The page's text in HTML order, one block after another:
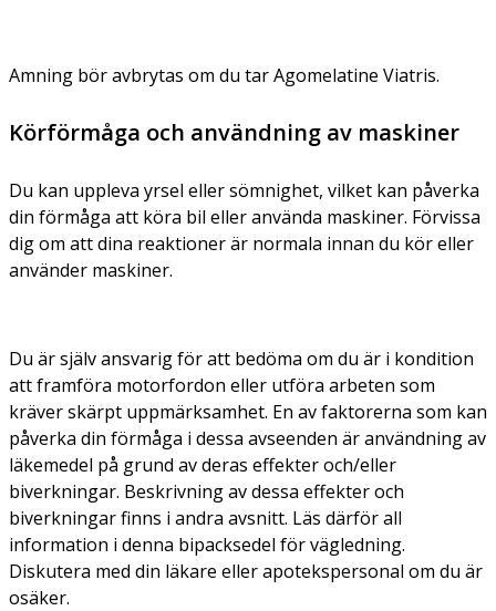
Amning bör avbrytas om du tar Agomelatine Viatris.
Körförmåga och användning av maskiner
Du kan uppleva yrsel eller sömnighet, vilket kan påverka
din förmåga att köra bil eller använda maskiner. Förvissa
dig om att dina reaktioner är normala innan du kör eller
använder maskiner.
Du är själv ansvarig för att bedöma om du är i kondition
att framföra motorfordon eller utföra arbeten som
kräver skärpt uppmärksamhet. En av faktorerna som kan
påverka din förmåga i dessa avseenden är användning av
läkemedel på grund av deras effekter och/eller
biverkningar. Beskrivning av dessa effekter och
biverkningar finns i andra avsnitt. Läs därför all
information i denna bipacksedel för vägledning.
Diskutera med din läkare eller apotekspersonal om du är
osäker.